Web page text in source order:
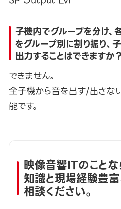
子機内でグループを分け
をグループ別に割り振り、
出力することはできますか？
できません。
全子機から音を出す/出さな
能です。
映像音響ITのことな
知識と現場経験豊
相談ください。